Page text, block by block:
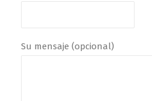
Su mensaje (opcional)